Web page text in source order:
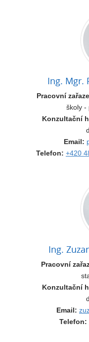
Ing. Mgr.
Pracovní
školy -
Konzultační
Email:
Telefon: +420
Ing.
Pracovní
Konzultační
Email:
Telefon: